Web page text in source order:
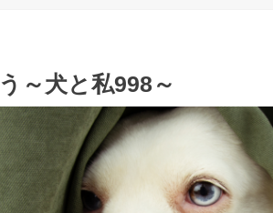
～犬と私998～